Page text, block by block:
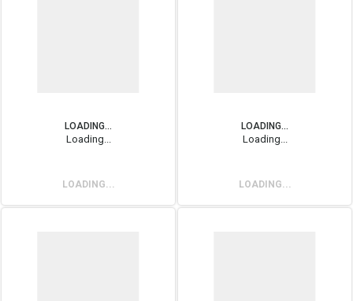
LOADING...
Loading...
LOADING...
LOADING...
Loading...
LOADING...